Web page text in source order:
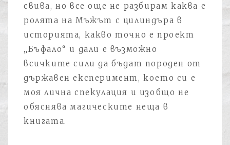
свива, но все още не разбирам каква е
ролята на Мъжът с цилиндъра в
историята, какво точно е проект
„Бъфало“ и дали е възможно
всичките сили да бъдат породен от
държавен експеримент, което си е
моя лична спекулация и изобщо не
обяснява магическите неща в
книгата.